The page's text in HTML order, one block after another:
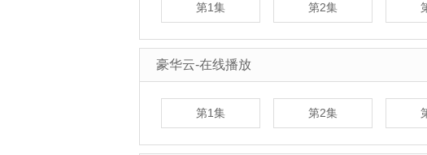
第1集 第2集
豪华云-在线播放
第1集 第2集